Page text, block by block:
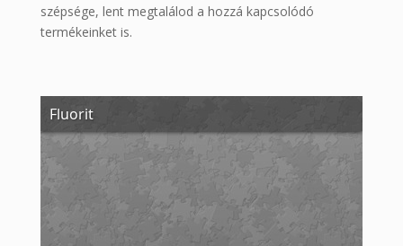
szépsége, lent megtalálod a hozzá kapcsolódó
termékeinket is.